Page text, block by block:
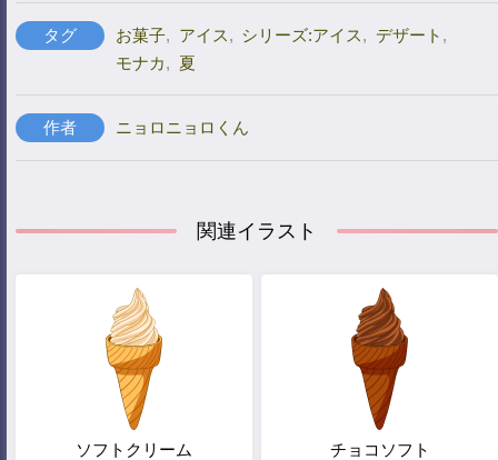
タグ お菓子, アイス, シリーズ:アイス, デザート ,
モナカ, 夏
作者 ニョロニョロくん
関連イラスト
ソフトクリーム チョコソフト